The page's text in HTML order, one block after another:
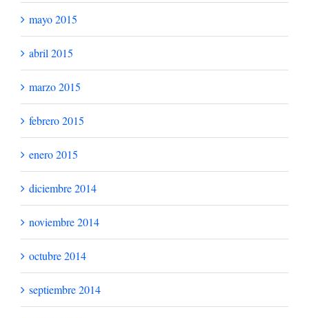
mayo 2015
abril 2015
marzo 2015
febrero 2015
enero 2015
diciembre 2014
noviembre 2014
octubre 2014
septiembre 2014